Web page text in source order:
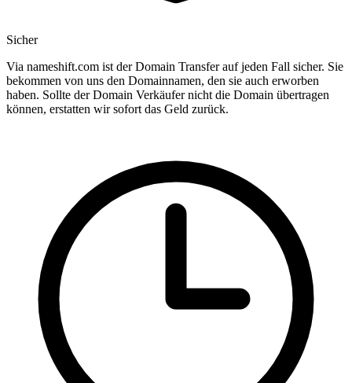
Sicher
Via nameshift.com ist der Domain Transfer auf jeden Fall sicher. Sie
bekommen von uns den Domainnamen, den sie auch erworben
haben. Sollte der Domain Verkäufer nicht die Domain übertragen
können, erstatten wir sofort das Geld zurück.